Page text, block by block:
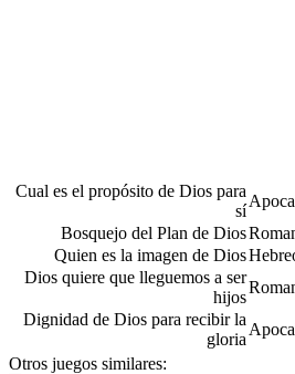
Cual es el propósito de Dios para
sí
Bosquejo del Plan de Dios
Quien es la imagen de Dios
Dios quiere que lleguemos a ser
hijos
Dignidad de Dios para recibir la
gloria
Otros juegos similares: